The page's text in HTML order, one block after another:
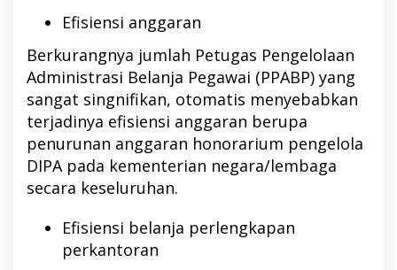
Efisiensi anggaran
Berkurangnya jumlah Petugas Pengelolaan
Administrasi Belanja Pegawai (PPABP) yang
sangat singnifikan, otomatis menyebabkan
terjadinya efisiensi anggaran berupa
penurunan anggaran honorarium pengelola
DIPA pada kementerian negara/lembaga
secara keseluruhan.
Efisiensi belanja perlengkapan
perkantoran